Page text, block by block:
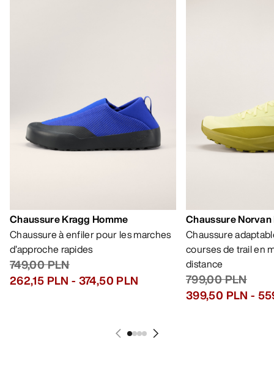
Chaussure Kragg Homme
Chaussure à enfiler pour les marches
d’approche rapides
749,00 PLN
262,15 PLN - 374,50 PLN
Chaussure
Chaussure
courses de trail en
distance
799,00 PLN
399,50 PLN -